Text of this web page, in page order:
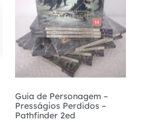
Guia de Personagem –
Presságios Perdidos –
Pathfinder 2ed